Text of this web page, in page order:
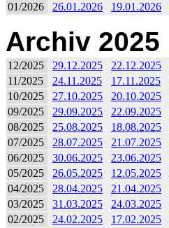
01/2026
26.01.2026 19.01.2026
Archiv 2025
12/2025 29.12.2025 22.12.2025
11/2025
24.11.2025 17.11.2025
10/2025
27.10.2025 20.10.2025
09/2025
29.09.2025 22.09.2025
08/2025
25.08.2025 18.08.2025
07/2025
28.07.2025 21.07.2025
06/2025
30.06.2025 23.06.2025
05/2025
26.05.2025 12.05.2025
04/2025
28.04.2025 21.04.2025
03/2025
31.03.2025 24.03.2025
02/2025
24.02.2025 17.02.2025